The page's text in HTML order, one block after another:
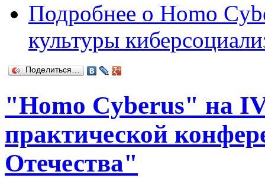
Подробнее о Homo
культуры
Поделиться…
"Homo Cyberus" на
практической
Отечества"